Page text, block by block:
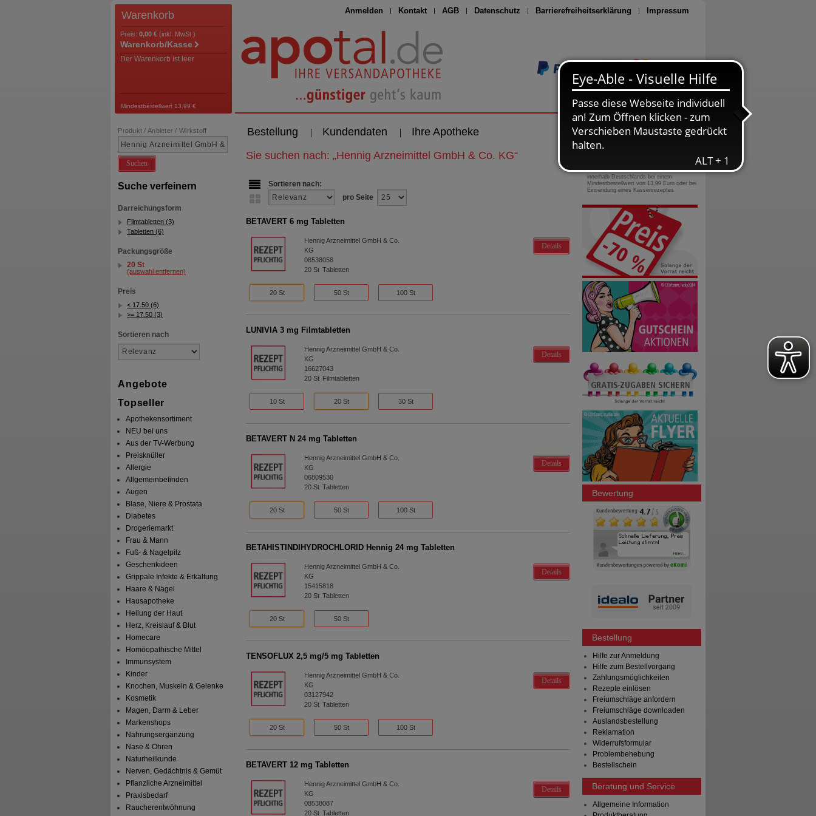
Anmelden Kontakt AGB Datenschutz Barrierefreiheitserklärung Impressum
Seite drucken
Warenkorb
Preis: 0,00 € (inkl. MwSt.)
Warenkorb/Kasse
Der Warenkorb ist leer
Mindestbestellwert 13,99 €
Bestellung Kundendaten Ihre Apotheke
Produkt / Anbieter / Wirkstoff
Suchen
Suche verfeinern
Darreichungsform
Filmtabletten (3)
Tabletten (6)
Packungsgröße
20 St
(auswahl entfernen)
Preis
< 17.50 (6)
>= 17.50 (3)
Sortieren nach
Angebote
Topseller
Apothekensortiment
NEU bei uns
Aus der TV-Werbung
Preisknüller
Allergie
Allgemeinbefinden
Augen
Blase, Niere & Prostata
Diabetes
Drogeriemarkt
Frau & Mann
Fuß- & Nagelpilz
Geschenkideen
Grippale Infekte & Erkältung
Haare & Nägel
Hausapotheke
Heilung der Haut
Herz, Kreislauf & Blut
Homecare
Homöopathische Mittel
Immunsystem
Kinder
Knochen, Muskeln & Gelenke
Kosmetik
Magen, Darm & Leber
Markenshops
Nahrungsergänzung
Nase & Ohren
Naturheilkunde
Nerven, Gedächtnis & Gemüt
Pflanzliche Arzneimittel
Praxisbedarf
Raucherentwöhnung
Sie suchen nach: „Hennig Arzneimittel GmbH & Co. KG“
Sortieren nach:
pro Seite
BETAVERT 6 mg Tabletten
Hennig Arzneimittel GmbH & Co.
KG
08538058
20St Tabletten
Details
20 St 50 St 100 St
LUNIVIA 3 mg Filmtabletten
Hennig Arzneimittel GmbH & Co.
KG
16627043
20St Filmtabletten
Details
10 St 20 St 30 St
BETAVERT N 24 mg Tabletten
Hennig Arzneimittel GmbH & Co.
KG
06809530
20St Tabletten
Details
20 St 50 St 100 St
BETAHISTINDIHYDROCHLORID Hennig 24 mg Tabletten
Hennig Arzneimittel GmbH & Co.
KG
15415818
20St Tabletten
Details
20 St 50 St
TENSOFLUX 2,5 mg/5 mg Tabletten
Hennig Arzneimittel GmbH & Co.
KG
03127942
20St Tabletten
Details
20 St 50 St 100 St
BETAVERT 12 mg Tabletten
Hennig Arzneimittel GmbH & Co.
KG
08538087
20St Tabletten
Details
0800-10 11 422
gebührenfreie Rufnummer
innerhalb Deutschlands bei einem
Mindestbestellwert von 13,99 Euro oder bei
Einsendung eines Kassenrezeptes
Bewertung
Bestellung
Hilfe zur Anmeldung
Hilfe zum Bestellvorgang
Zahlungsmöglichkeiten
Rezepte einlösen
Freiumschläge anfordern
Freiumschläge downloaden
Auslandsbestellung
Reklamation
Widerrufsformular
Problembehebung
Bestellschein
Beratung und Service
Allgemeine Information